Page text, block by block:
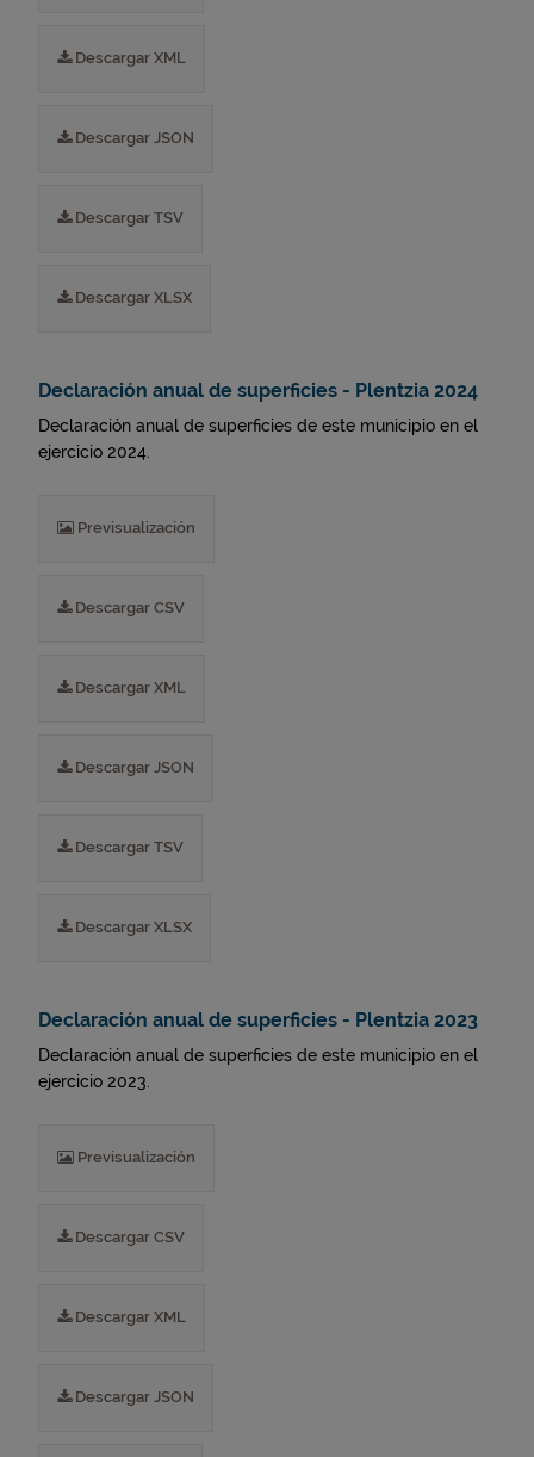
Descargar XML
Descargar JSON
Descargar TSV
Descargar XLSX
Declaración anual de superficies - Plentzia 2024
Declaración anual de superficies de este municipio en el
ejercicio 2024.
Previsualización
Descargar CSV
Descargar XML
Descargar JSON
Descargar TSV
Descargar XLSX
Declaración anual de superficies - Plentzia 2023
Declaración anual de superficies de este municipio en el
ejercicio 2023.
Previsualización
Descargar CSV
Descargar XML
Descargar JSON